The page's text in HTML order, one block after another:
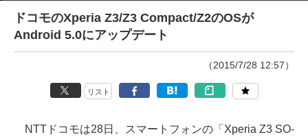
ドコモのXperia Z3/Z3 Compact/Z2のOSが
Android 5.0にアップデート
（2015/7/28 12:57）
リスト
NTTドコモは28日、スマートフォンの「Xperia Z3 SO-